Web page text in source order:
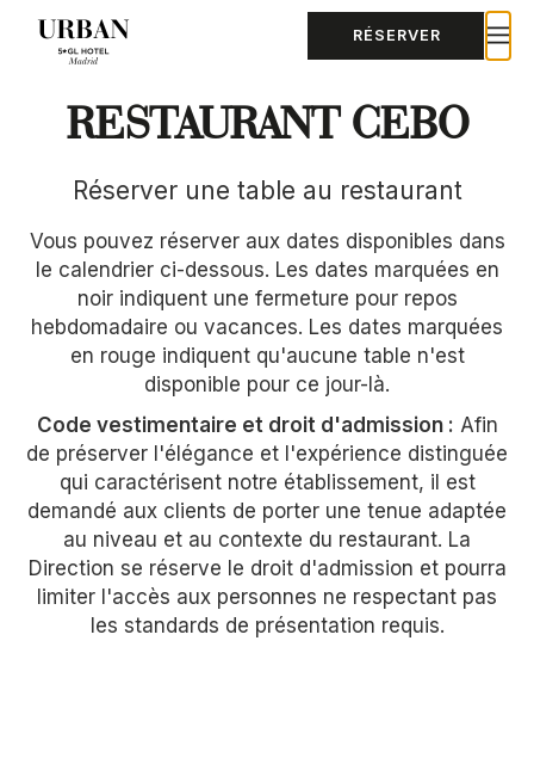
RÉSERVER
RESTAURANT CEBO
Réserver une table au restaurant
Vous pouvez réserver aux dates disponibles dans
le calendrier ci-dessous. Les dates marquées en
noir indiquent une fermeture pour repos
hebdomadaire ou vacances. Les dates marquées
en rouge indiquent qu'aucune table n'est
disponible pour ce jour-là.
Code vestimentaire et droit d'admission : Afin
de préserver l'élégance et l'expérience distinguée
qui caractérisent notre établissement, il est
demandé aux clients de porter une tenue adaptée
au niveau et au contexte du restaurant. La
Direction se réserve le droit d'admission et pourra
limiter l'accès aux personnes ne respectant pas
les standards de présentation requis.